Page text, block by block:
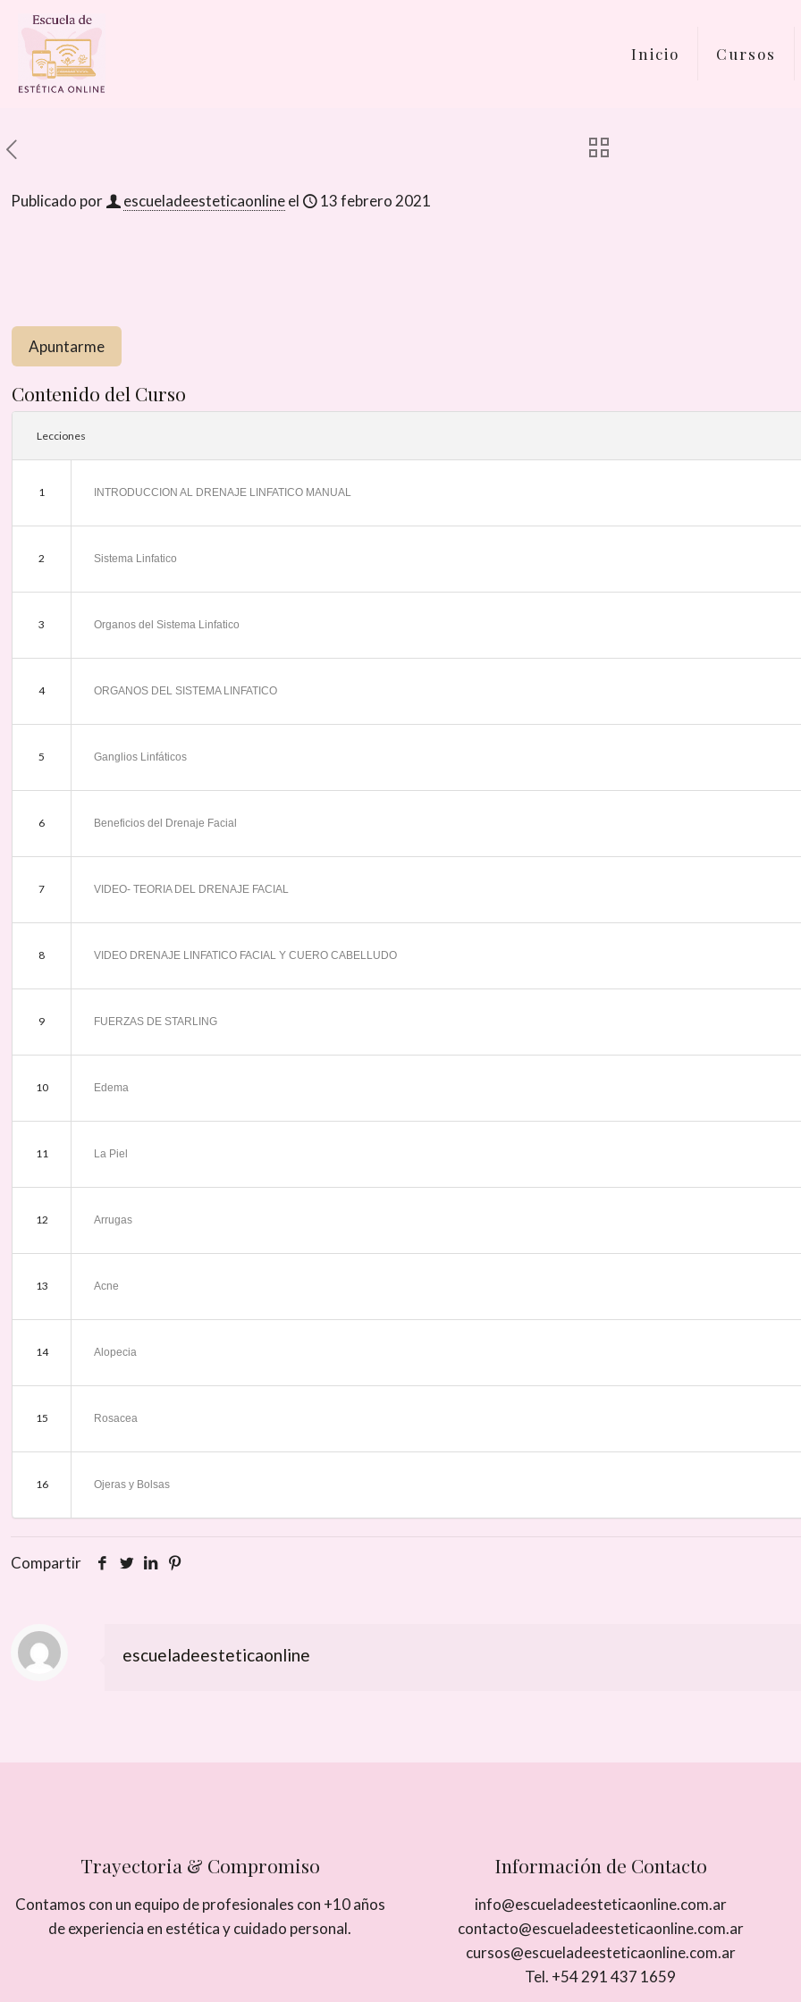
Inicio Cursos
Publicado por escueladeesteticaonlineel 13 febrero 2021
Contenido del Curso
Lecciones
1 INTRODUCCION AL DRENAJE LINFATICO MANUAL
2 Sistema Linfatico
3 Organos del Sistema Linfatico
4 ORGANOS DEL SISTEMA LINFATICO
5 Ganglios Linfáticos
6 Beneficios del Drenaje Facial
7 VIDEO- TEORIA DEL DRENAJE FACIAL
8 VIDEO DRENAJE LINFATICO FACIAL Y CUERO CABELLUDO
9 FUERZAS DE STARLING
10 Edema
11 La Piel
12 Arrugas
13 Acne
14 Alopecia
15 Rosacea
16 Ojeras y Bolsas
Compartir
escueladeesteticaonline
Trayectoria & Compromiso
Contamos con un equipo de profesionales con +10 años
de experiencia en estética y cuidado personal.
Información de Contacto
info@escueladeesteticaonline.com.ar
contacto@escueladeesteticaonline.com.ar
cursos@escueladeesteticaonline.com.ar
Tel. +54 291 437 1659